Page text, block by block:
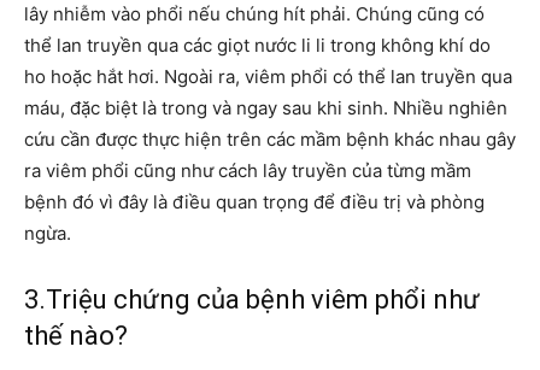
lây nhiễm vào phổi nếu chúng hít phải. Chúng cũng có
thể lan truyền qua các giọt nước li li trong không khí do
ho hoặc hắt hơi. Ngoài ra, viêm phổi có thể lan truyền qua
máu, đặc biệt là trong và ngay sau khi sinh. Nhiều nghiên
cứu cần được thực hiện trên các mầm bệnh khác nhau gây
ra viêm phổi cũng như cách lây truyền của từng mầm
bệnh đó vì đây là điều quan trọng để điều trị và phòng
ngừa.
3.Triệu chứng của bệnh viêm phổi như
thế nào?